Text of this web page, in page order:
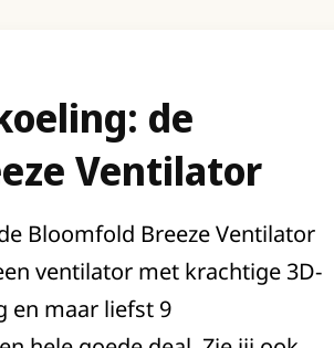
de
Ventilator
Bloomfold Breeze Ventilator
ventilator met krachtige 3D-
en maar liefst 9